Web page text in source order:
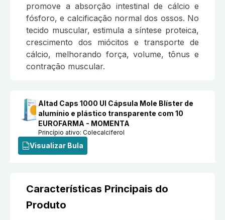
promove a absorção intestinal de cálcio e
fósforo, e calcificação normal dos ossos. No
tecido muscular, estimula a síntese proteica,
crescimento dos miócitos e transporte de
cálcio, melhorando força, volume, tônus e
contração muscular.
Altad Caps 1000 UI Cápsula Mole Blíster de
alumínio e plástico transparente com 10
EUROFARMA - MOMENTA
Princípio ativo:Colecalciferol
Visualizar Bula
Características Principais do
Produto